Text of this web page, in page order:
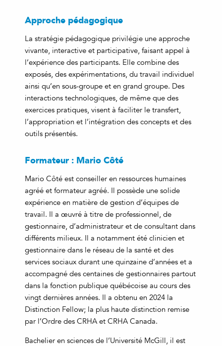
Approche pédagogique
La stratégie pédagogique privilégie une approche
vivante, interactive et participative, faisant appel à
l’expérience des participants. Elle combine des
exposés, des expérimentations, du travail individuel
ainsi qu’en sous-groupe et en grand groupe. Des
interactions technologiques, de même que des
exercices pratiques, visent à faciliter le transfert,
l’appropriation et l’intégration des concepts et des
outils présentés.
Formateur : Mario Côté
Mario Côté est conseiller en ressources humaines
agréé et formateur agréé. Il possède une solide
expérience en matière de gestion d’équipes de
travail. Il a œuvré à titre de professionnel, de
gestionnaire, d’administrateur et de consultant dans
différents milieux. Il a notamment été clinicien et
gestionnaire dans le réseau de la santé et des
services sociaux durant une quinzaine d’années et a
accompagné des centaines de gestionnaires partout
dans la fonction publique québécoise au cours des
vingt dernières années. Il a obtenu en 2024 la
Distinction Fellow; la plus haute distinction remise
par l’Ordre des CRHA et CRHA Canada.
Bachelier en sciences de l’Université McGill, il est